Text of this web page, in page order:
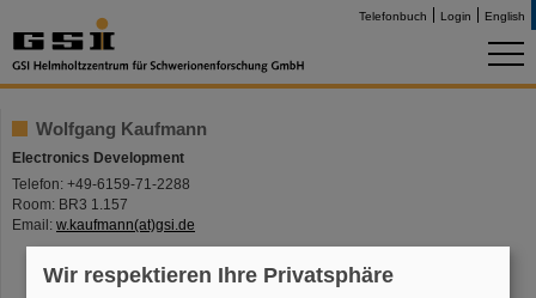
Telefonbuch Login English
Wolfgang Kaufmann
Electronics Development
Telefon: +49-6159-71-2288
Room: BR3 1.157
Email: w.kaufmann(at)gsi.de
Wir respektieren Ihre Privatsphäre